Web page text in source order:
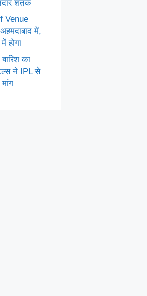
शतक
Venue
में,
होगा
का
ने IPL से